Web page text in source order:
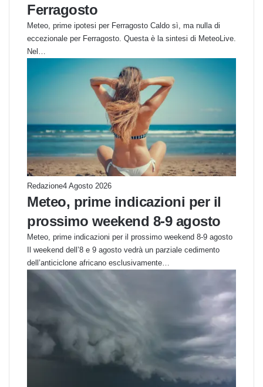
Ferragosto
Meteo, prime ipotesi per Ferragosto Caldo sì, ma nulla di
eccezionale per Ferragosto. Questa è la sintesi di MeteoLive.
Nel…
Redazione4 Agosto 2026
Meteo, prime indicazioni per il
prossimo weekend 8-9 agosto
Meteo, prime indicazioni per il prossimo weekend 8-9 agosto
Il weekend dell’8 e 9 agosto vedrà un parziale cedimento
dell’anticiclone africano esclusivamente…